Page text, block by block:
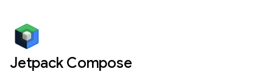
Jetpack Compose